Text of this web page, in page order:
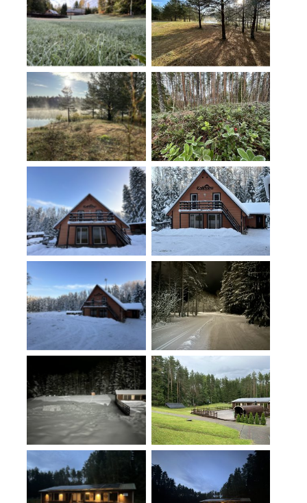
No Caption No Caption
No Caption No Caption
No Caption No Caption
No Caption No Caption
No Caption No Caption
No Caption No Caption